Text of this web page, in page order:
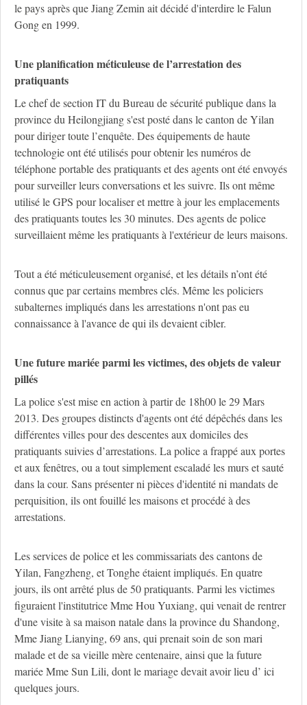
le pays après que Jiang Zemin ait décidé d'interdire le Falun
Gong en 1999.
Une planification méticuleuse de l’arrestation des
pratiquants
Le chef de section IT du Bureau de sécurité publique dans la
province du Heilongjiang s'est posté dans le canton de Yilan
pour diriger toute l’enquête. Des équipements de haute
technologie ont été utilisés pour obtenir les numéros de
téléphone portable des pratiquants et des agents ont été envoyés
pour surveiller leurs conversations et les suivre. Ils ont même
utilisé le GPS pour localiser et mettre à jour les emplacements
des pratiquants toutes les 30 minutes. Des agents de police
surveillaient même les pratiquants à l'extérieur de leurs maisons.
Tout a été méticuleusement organisé, et les détails n’ont été
connus que par certains membres clés. Même les policiers
subalternes impliqués dans les arrestations n'ont pas eu
connaissance à l'avance de qui ils devaient cibler.
Une future mariée parmi les victimes, des objets de valeur
pillés
La police s'est mise en action à partir de 18h00 le 29 Mars
2013. Des groupes distincts d'agents ont été dépêchés dans les
différentes villes pour des descentes aux domiciles des
pratiquants suivies d’arrestations. La police a frappé aux portes
et aux fenêtres, ou a tout simplement escaladé les murs et sauté
dans la cour. Sans présenter ni pièces d'identité ni mandats de
perquisition, ils ont fouillé les maisons et procédé à des
arrestations.
Les services de police et les commissariats des cantons de
Yilan, Fangzheng, et Tonghe étaient impliqués. En quatre
jours, ils ont arrêté plus de 50 pratiquants. Parmi les victimes
figuraient l'institutrice Mme Hou Yuxiang, qui venait de rentrer
d'une visite à sa maison natale dans la province du Shandong,
Mme Jiang Lianying, 69 ans, qui prenait soin de son mari
malade et de sa vieille mère centenaire, ainsi que la future
mariée Mme Sun Lili, dont le mariage devait avoir lieu d’ ici
quelques jours.